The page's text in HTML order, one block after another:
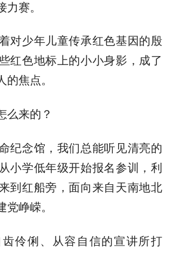
赛。
对少年儿童传承红色基因的殷
红色地标上的小小身影，成了
焦点。
么来的？
纪念馆，我们总能听见清亮的
小学低年级开始报名参训，利
到红船旁，面向来自天南地北
党峥嵘。
伶俐、从容自信的宣讲所打